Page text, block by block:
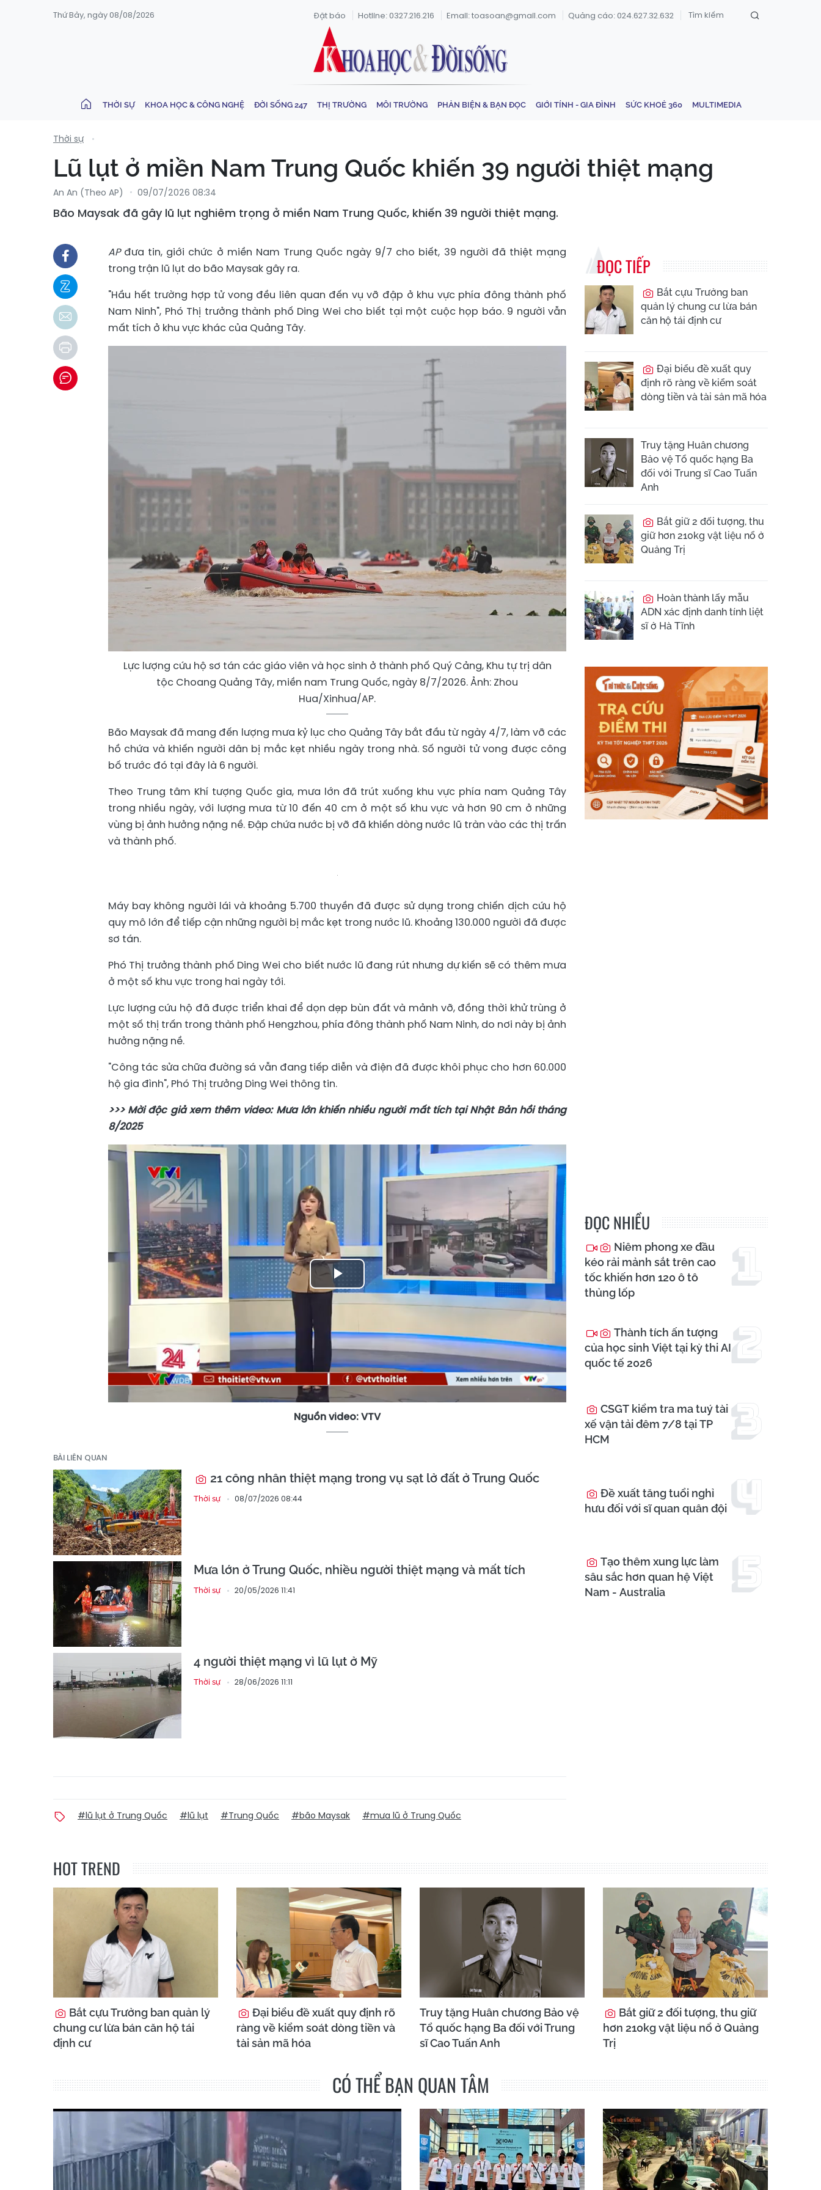
Thứ Bảy, ngày 08/08/2026 Đặt báo Hotline: 0327.216.216 Email: toasoan@gmail.com Quảng cáo: 024.627.32.632
THỜI SỰ KHOA HỌC & CÔNG NGHỆ ĐỜI SỐNG 247 THỊ TRƯỜNG MÔI TRƯỜNG PHẢN BIỆN & BẠN ĐỌC GIỚI TÍNH - GIA ĐÌNH SỨC KHOẺ 360 MULTIMEDIA
Thời sự
Lũ lụt ở miền Nam Trung Quốc khiến 39 người thiệt mạng
An An (Theo AP) 09/07/2026 08:34
Bão Maysak đã gây lũ lụt nghiêm trọng ở miền Nam Trung Quốc, khiến 39 người thiệt mạng.
APđưa tin, giới chức ở miền Nam Trung Quốc ngày 9/7 cho biết, 39 người đã thiệt mạng
trong trận lũ lụt do bão Maysak gây ra.
"Hầu hết trường hợp tử vong đều liên quan đến vụ vỡ đập ở khu vực phía đông thành phố
Nam Ninh", Phó Thị trưởng thành phố Ding Wei cho biết tại một cuộc họp báo. 9 người vẫn
mất tích ở khu vực khác của Quảng Tây.
Lực lượng cứu hộ sơ tán các giáo viên và học sinh ở thành phố Quý Cảng, Khu tự trị dân
tộc Choang Quảng Tây, miền nam Trung Quốc, ngày 8/7/2026. Ảnh: Zhou
Hua/Xinhua/AP.
Bão Maysak đã mang đến lượng mưa kỷ lục cho Quảng Tây bắt đầu từ ngày 4/7, làm vỡ các
hồ chứa và khiến người dân bị mắc kẹt nhiều ngày trong nhà. Số người tử vong được công
bố trước đó tại đây là 6 người.
Theo Trung tâm Khí tượng Quốc gia, mưa lớn đã trút xuống khu vực phía nam Quảng Tây
trong nhiều ngày, với lượng mưa từ 10 đến 40 cm ở một số khu vực và hơn 90 cm ở những
vùng bị ảnh hưởng nặng nề. Đập chứa nước bị vỡ đã khiến dòng nước lũ tràn vào các thị trấn
và thành phố.
Máy bay không người lái và khoảng 5.700 thuyền đã được sử dụng trong chiến dịch cứu hộ
quy mô lớn để tiếp cận những người bị mắc kẹt trong nước lũ. Khoảng 130.000 người đã được
sơ tán.
Phó Thị trưởng thành phố Ding Wei cho biết nước lũ đang rút nhưng dự kiến sẽ có thêm mưa
ở một số khu vực trong hai ngày tới.
Lực lượng cứu hộ đã được triển khai để dọn dẹp bùn đất và mảnh vỡ, đồng thời khử trùng ở
một số thị trấn trong thành phố Hengzhou, phía đông thành phố Nam Ninh, do nơi này bị ảnh
hưởng nặng nề.
"Công tác sửa chữa đường sá vẫn đang tiếp diễn và điện đã được khôi phục cho hơn 60.000
hộ gia đình", Phó Thị trưởng Ding Wei thông tin.
>>> Mời độc giả xem thêm video: Mưa lớn khiến nhiều người mất tích tại Nhật Bản hồi tháng
8/2025
Play
Nguồn video: VTV
BÀI LIÊN QUAN
21 công nhân thiệt mạng trong vụ sạt lở đất ở Trung Quốc
Thời sự 08/07/2026 08:44
Mưa lớn ở Trung Quốc, nhiều người thiệt mạng và mất tích
Thời sự 20/05/2026 11:41
4 người thiệt mạng vì lũ lụt ở Mỹ
Thời sự 28/06/2026 11:11
#lũ lụt ở Trung Quốc #lũ lụt #Trung Quốc #bão Maysak #mưa lũ ở Trung Quốc
ĐỌC TIẾP
Bắt cựu Trưởng ban
quản lý chung cư lừa bán
căn hộ tái định cư
Đại biểu đề xuất quy
định rõ ràng về kiểm soát
dòng tiền và tài sản mã hóa
Truy tặng Huân chương
Bảo vệ Tổ quốc hạng Ba
đối với Trung sĩ Cao Tuấn
Anh
Bắt giữ 2 đối tượng, thu
giữ hơn 210kg vật liệu nổ ở
Quảng Trị
Hoàn thành lấy mẫu
ADN xác định danh tính liệt
sĩ ở Hà Tĩnh
ĐỌC NHIỀU
Niêm phong xe đầu
kéo rải mảnh sắt trên cao
tốc khiến hơn 120 ô tô
thủng lốp
Thành tích ấn tượng
của học sinh Việt tại kỳ thi AI
quốc tế 2026
CSGT kiểm tra ma tuý tài
xế vận tải đêm 7/8 tại TP
HCM
Đề xuất tăng tuổi nghỉ
hưu đối với sĩ quan quân đội
Tạo thêm xung lực làm
sâu sắc hơn quan hệ Việt
Nam - Australia
HOT TREND
Bắt cựu Trưởng ban quản lý
chung cư lừa bán căn hộ tái
định cư
Đại biểu đề xuất quy định rõ
ràng về kiểm soát dòng tiền và
tài sản mã hóa
Truy tặng Huân chương Bảo vệ
Tổ quốc hạng Ba đối với Trung
sĩ Cao Tuấn Anh
Bắt giữ 2 đối tượng, thu giữ
hơn 210kg vật liệu nổ ở Quảng
Trị
CÓ THỂ BẠN QUAN TÂM